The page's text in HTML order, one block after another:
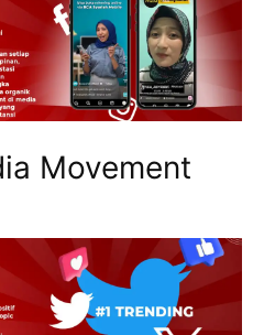
Movement